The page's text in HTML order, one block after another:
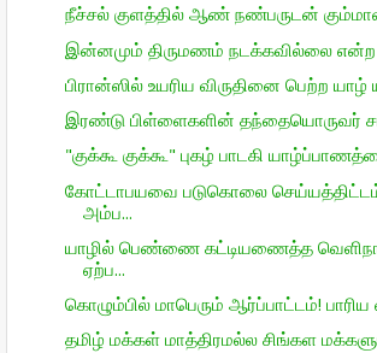
நீச்சல் குளத்தில் ஆண் நண்பருடன்
இன்னமும் திருமணம் நடக்கவில்லை என்ற
பிரான்ஸில் உயரிய விருதினை பெற்ற யாழ்
இரண்டு பிள்ளைகளின் தந்தையொருவர்
"குக்கூ குக்கூ" புகழ் பாடகி
கோட்டாபயவை படுகொலை
அம்ப...
யாழில் பெண்ணை கட்டியணைத்த
ஏற்ப...
கொழும்பில் மாபெரும் ஆர்ப்பாட்டம்!
தமிழ் மக்கள் மாத்திரமல்ல சிங்கள